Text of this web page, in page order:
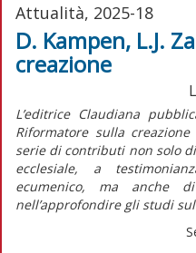
Attualità, 2025-18
D. Kampen, L.J.
creazione
L’editrice Claudiana
Riformatore sulla
serie di contributi non solo
ecclesiale, a
ecumenico, ma anche
nell’approfondire gli studi